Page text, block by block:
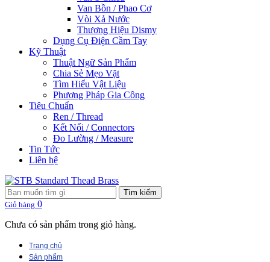
Van Bồn / Phao Cơ
Vòi Xả Nước
Thương Hiệu Dismy
Dụng Cụ Điện Cầm Tay
Kỹ Thuật
Thuật Ngữ Sản Phẩm
Chia Sẻ Mẹo Vặt
Tìm Hiểu Vật Liệu
Phương Pháp Gia Công
Tiêu Chuẩn
Ren / Thread
Kết Nối / Connectors
Đo Lường / Measure
Tin Tức
Liên hệ
Tìm kiếm
Giỏ hàng 0
Chưa có sản phẩm trong giỏ hàng.
Trang chủ
Sản phẩm